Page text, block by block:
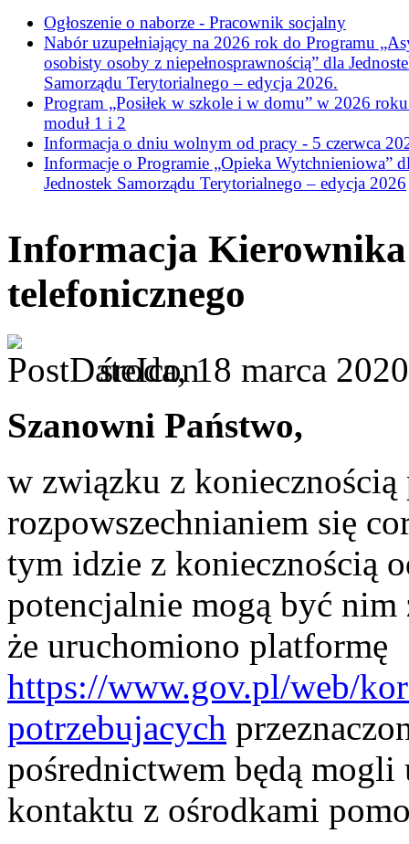
Ogłoszenie o naborze - Pracownik socjalny
Nabór uzupełniający na 2026 rok do Programu
osobisty osoby z niepełnosprawnością” dla
Samorządu Terytorialnego – edycja 2026.
Program „Posiłek w szkole i w domu” w 2026
moduł 1 i 2
Informacja o dniu wolnym od pracy - 5 czerwca
Informacje o Programie „Opieka Wytchnieniowa”
Jednostek Samorządu Terytorialnego – edycja 2026
Informacja
telefonicznego
środa, 18 marca
Szanowni Państwo,
w związku z koniecznością
rozpowszechnianiem się
tym idzie z koniecznością
potencjalnie mogą być
że uruchomiono platformę
https://www.gov.pl/web/
potrzebujacych
pośrednictwem będą
kontaktu z ośrodkami